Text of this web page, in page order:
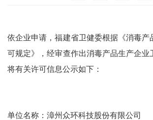
依企业申请，福建省卫健委根据《消毒产
可规定》，经审查作出消毒产品生产企业
将有关许可信息公示如下：
单位名称： 漳州众环科技股份有限公司